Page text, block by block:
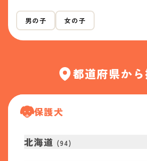
男の子 女の子
都道府県から
保護犬
北海道 (94)